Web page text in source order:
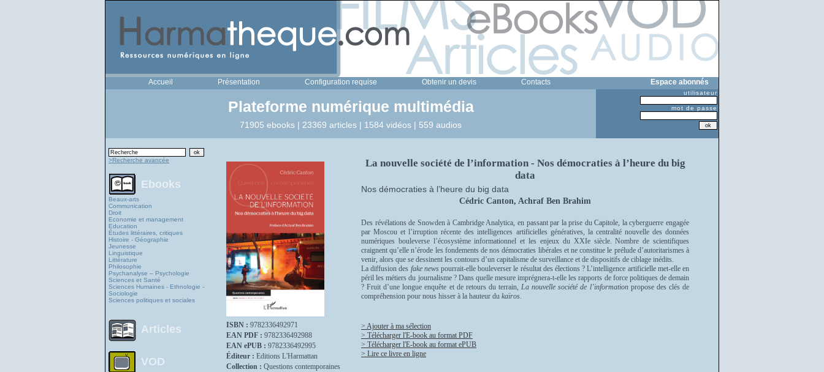
Accueil Présentation Configuration requise Obtenir un devis Contacts Espace abonnés
Plateforme numérique multimédia
71905 ebooks | 23369 articles | 1584 vidéos | 559 audios
utilisateur
mot de passe
>Recherche avancée
Ebooks
Beaux-arts
Communication
Droit
Economie et management
Education
Études littéraires, critiques
Histoire - Géographie
Jeunesse
Linguistique
Littérature
Philosophie
Psychanalyse – Psychologie
Sciences et Santé
Sciences Humaines - Ethnologie -
Sociologie
Sciences politiques et sociales
Articles
VOD
ISBN : 9782336492971
EAN PDF : 9782336492988
EAN ePUB : 9782336492995
Éditeur : Editions L'Harmattan
Collection : Questions contemporaines
La nouvelle société de l’information - Nos démocraties à l’heure du big
data
Nos démocraties à l’heure du big data
Cédric Canton, Achraf Ben Brahim
Des révélations de Snowden à Cambridge Analytica, en passant par la prise du Capitole, la cyberguerre engagée
par Moscou et l’irruption récente des intelligences artificielles génératives, la centralité nouvelle des données
numériques bouleverse l’écosystème informationnel et les enjeux du XXIe siècle. Nombre de scientifiques
craignent qu’elle n’érode les fondements de nos démocraties libérales et ne constitue le prélude d’autoritarismes à
venir, alors que se dessinent les contours d’un capitalisme de surveillance et de dispositifs de ciblage inédits.
La diffusion des fake newspourrait-elle bouleverser le résultat des élections ? L’intelligence artificielle met-elle en
péril les métiers du journalisme ? Dans quelle mesure imprégnera-t-elle les rapports de force politiques de demain
? Fruit d’une longue enquête et de retours du terrain, La nouvelle société de l’informationpropose des clés de
compréhension pour nous hisser à la hauteur du kaïros.
> Ajouter à ma sélection
> Télécharger l'E-book au format PDF
> Télécharger l'E-book au format ePUB
> Lire ce livre en ligne